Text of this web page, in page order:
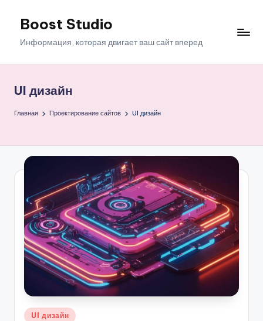
ПерейтиBoost Studio
Информация, которая двигает ваш сайт вперед
UI дизайн
Главная Проектирование сайтов UI дизайн
Опубликовано
UI дизайн